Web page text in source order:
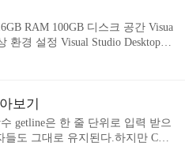
을 수 없습니다.main.exe는 내가
열은 에러메시지인 것 같은데, 암
드를 하나씩 지워본 결과 헤더를
위 에러가 발생했다. 원래 컴파일
RAM 100GB 디스크 공간 Visua
환경 설정 Visual Studio Desktop d
데스크탑 개발) MFC/ATL suppo
ko-kr/wind
이상 (선택) SDK Debuggi
보기
getline은 한 줄 단위로 입력 받으
도 그대로 유지된다.하지만 C++
예제는 잘 나와있지 않아서 글로